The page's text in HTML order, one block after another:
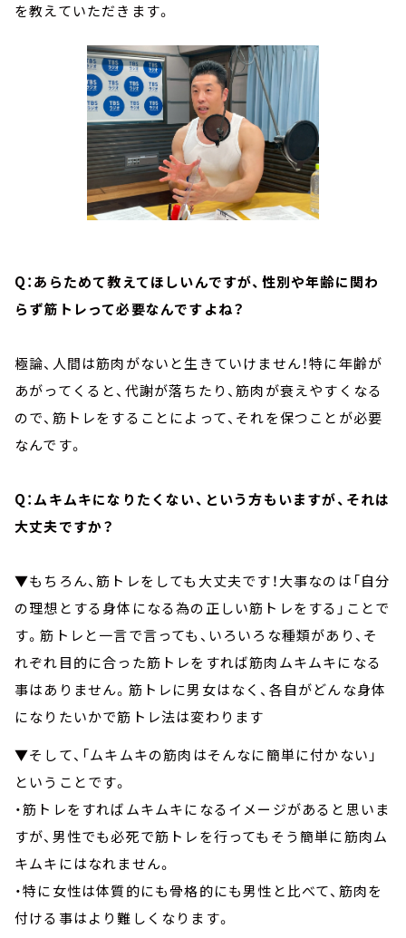
を教えていただきます。
Q：あらためて教えてほしいんですが、性別や年齢に関わ
らず筋トレって必要なんですよね？
極論、人間は筋肉がないと生きていけません！特に年齢が
あがってくると、代謝が落ちたり、筋肉が衰えやすくなる
ので、筋トレをすることによって、それを保つことが必要
なんです。
Q：ムキムキになりたくない、という方もいますが、それは
大丈夫ですか？
▼もちろん、筋トレをしても大丈夫です！大事なのは「自分
の理想とする身体になる為の正しい筋トレをする」ことで
す。筋トレと一言で言っても、いろいろな種類があり、そ
れぞれ目的に合った筋トレをすれば筋肉ムキムキになる
事はありません。筋トレに男女はなく、各自がどんな身体
になりたいかで筋トレ法は変わります
▼そして、「ムキムキの筋肉はそんなに簡単に付かない」
ということです。
・筋トレをすればムキムキになるイメージがあると思いま
すが、男性でも必死で筋トレを行ってもそう簡単に筋肉ム
キムキにはなれません。
・特に女性は体質的にも骨格的にも男性と比べて、筋肉を
付ける事はより難しくなります。